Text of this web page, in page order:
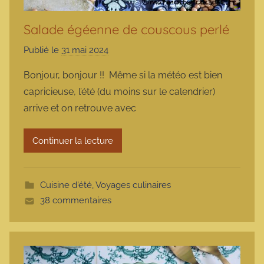
Salade égéenne de couscous perlé
Publié le 31 mai 2024
r
m
a
r
m
t
e
Bonjour, bonjour !! Même si la météo est bien
capricieuse, l’été (du moins sur le calendrier)
arrive et on retrouve avec
Continuer la lecture
Cuisine d'été,Voyages culinaires
38 commentaires